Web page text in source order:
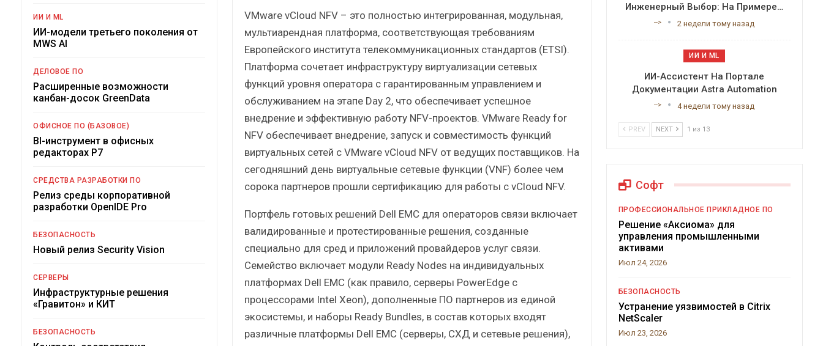
VMware vCloud NFV – это полностью интегрированная, модульная,
мультиарендная платформа, соответствующая требованиям
Европейского института телекоммуникационных стандартов (ETSI).
Платформа сочетает инфраструктуру виртуализации сетевых
функций уровня оператора с гарантированным управлением и
обслуживанием на этапе Day 2, что обеспечивает успешное
внедрение и эффективную работу NFV-проектов. VMware Ready for
NFV обеспечивает внедрение, запуск и совместимость функций
виртуальных сетей с VMware vCloud NFV от ведущих поставщиков. На
сегодняшний день виртуальные сетевые функции (VNF) более чем
сорока партнеров прошли сертификацию для работы с vCloud NFV.
Портфель готовых решений Dell EMC для операторов связи включает
валидированные и протестированные решения, созданные
специально для сред и приложений провайдеров услуг связи.
Семейство включает модули Ready Nodes на индивидуальных
платформах Dell EMC (как правило, серверы PowerEdge с
процессорами Intel Xeon), дополненные ПО партнеров из единой
экосистемы, и наборы Ready Bundles, в состав которых входят
различные платформы Dell EMC (серверы, СХД и сетевые решения),
ИИ И ML
ИИ-модели третьего поколения от
MWS AI
ДЕЛОВОЕ ПО
Расширенные возможности
канбан-досок GreenData
ОФИСНОЕ ПО (БАЗОВОЕ)
BI-инструмент в офисных
редакторах Р7
СРЕДСТВА РАЗРАБОТКИ ПО
Релиз среды корпоративной
разработки OpenIDE Pro
БЕЗОПАСНОСТЬ
Новый релиз Security Vision
СЕРВЕРЫ
Инфраструктурные решения
«Гравитон» и КИТ
БЕЗОПАСНОСТЬ
Инженерный Выбор: На Примере…
--> 2 недели тому назад
ИИ И ML
ИИ-Ассистент На Портале
Документации Astra Automation
--> 4 недели тому назад
PREV NEXT 1 из 13
Софт
ПРОФЕССИОНАЛЬНОЕ ПРИКЛАДНОЕ ПО
Решение «Аксиома» для
управления промышленными
активами
Июл 24, 2026
БЕЗОПАСНОСТЬ
Устранение уязвимостей в Citrix
NetScaler
Июл 23, 2026